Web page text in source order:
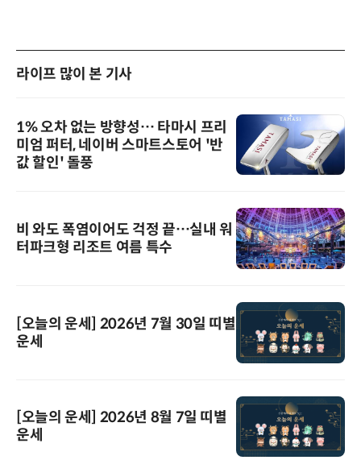
라이프 많이 본 기사
1% 오차 없는 방향성… 타마시 프리
미엄 퍼터, 네이버 스마트스토어 '반
값 할인' 돌풍
비 와도 폭염이어도 걱정 끝…실내 워
터파크형 리조트 여름 특수
[오늘의 운세] 2026년 7월 30일 띠별
운세
[오늘의 운세] 2026년 8월 7일 띠별
운세